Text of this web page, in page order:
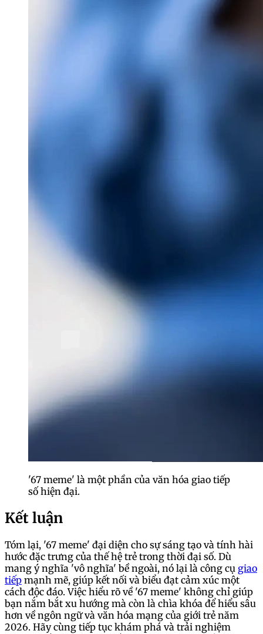
'67 meme' là một phần của văn hóa giao tiếp
số hiện đại.
Kết luận
Tóm lại, '67 meme' đại diện cho sự sáng tạo và tính hài
hước đặc trưng của thế hệ trẻ trong thời đại số. Dù
mang ý nghĩa 'vô nghĩa' bề ngoài, nó lại là công cụ giao
tiếp mạnh mẽ, giúp kết nối và biểu đạt cảm xúc một
cách độc đáo. Việc hiểu rõ về '67 meme' không chỉ giúp
bạn nắm bắt xu hướng mà còn là chìa khóa để hiểu sâu
hơn về ngôn ngữ và văn hóa mạng của giới trẻ năm
2026. Hãy cùng tiếp tục khám phá và trải nghiệm